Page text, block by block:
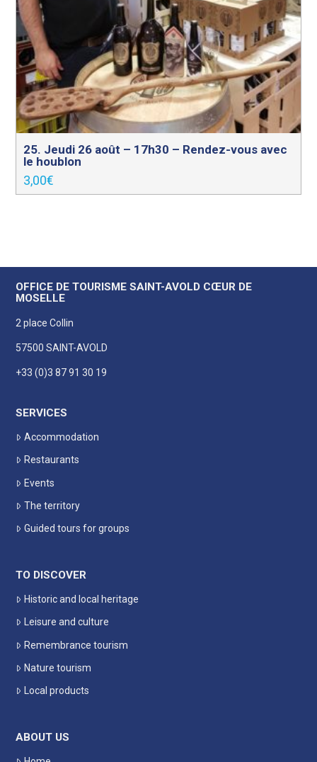
25. Jeudi 26 août – 17h30 – Rendez-vous avec
le houblon
3,00€
OFFICE DE TOURISME SAINT-AVOLD CŒUR DE
MOSELLE
2 place Collin
57500 SAINT-AVOLD
+33 (0)3 87 91 30 19
SERVICES
Accommodation
Restaurants
Events
The territory
Guided tours for groups
TO DISCOVER
Historic and local heritage
Leisure and culture
Remembrance tourism
Nature tourism
Local products
ABOUT US